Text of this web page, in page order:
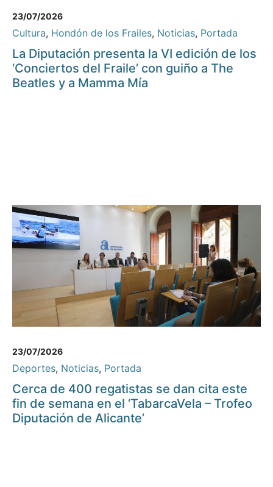
23/07/2026
Cultura, Hondón de los Frailes, Noticias, Portada
La Diputación presenta la VI edición de los
‘Conciertos del Fraile’ con guiño a The
Beatles y a Mamma Mía
23/07/2026
Deportes, Noticias, Portada
Cerca de 400 regatistas se dan cita este
fin de semana en el ‘TabarcaVela – Trofeo
Diputación de Alicante’